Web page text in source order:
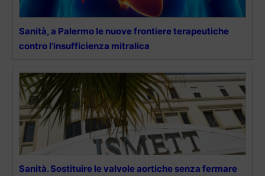
Sanità, a Palermo le nuove frontiere terapeutiche
contro l’insufficienza mitralica
Sanità. Sostituire le valvole aortiche senza fermare